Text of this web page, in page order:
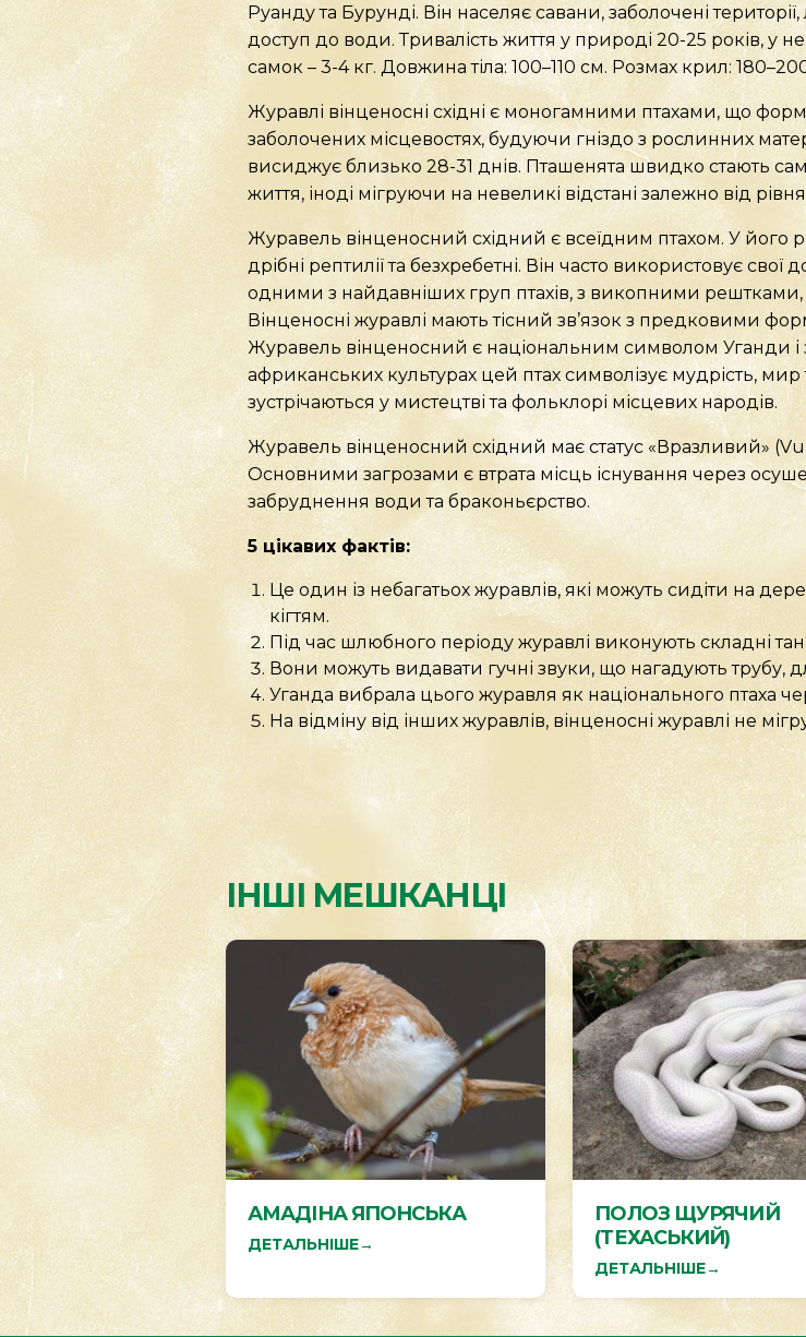
Руанду та Бурунді. Він населяє савани, заболочені
доступ до води. Тривалість життя у природі 20-25 років, у
самок – 3-4 кг. Довжина тіла: 100–110 см. Розмах крил:
Журавлі вінценосні східні є моногамними птахами, що
заболочених місцевостях, будуючи гніздо з рослинних
висиджує близько 28-31 днів. Пташенята швидко стають
життя, іноді мігруючи на невеликі відстані залежно від
Журавель вінценосний східний є всеїдним птахом. У його
дрібні рептилії та безхребетні. Він часто використовує
одними з найдавніших груп птахів, з викопними рештками,
Вінценосні журавлі мають тісний зв’язок з предковими
Журавель вінценосний є національним символом Уганди і
африканських культурах цей птах символізує мудрість, мир
зустрічаються у мистецтві та фольклорі місцевих народів.
Журавель вінценосний східний має статус «Вразливий»
Основними загрозами є втрата місць існування через
забруднення води та браконьєрство.
5 цікавих фактів:
Це один із небагатьох журавлів, які можуть сидіти на
кігтям.
Під час шлюбного періоду журавлі виконують складні
Вони можуть видавати гучні звуки, що нагадують трубу,
Уганда вибрала цього журавля як національного птаха
На відміну від інших журавлів, вінценосні журавлі не
ІНШІ МЕШКАНЦІ
АМАДІНА ЯПОНСЬКА
ДЕТАЛЬНІШЕ→
ПОЛОЗ ЩУРЯЧИЙ
(ТЕХАСЬКИЙ)
ДЕТАЛЬНІШЕ→